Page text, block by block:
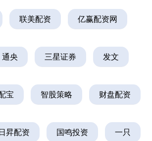
联美配资 亿赢配资网
通央 三星证券 发文
宝 智股策略 财盘配资
昇配资 国鸣投资 一只